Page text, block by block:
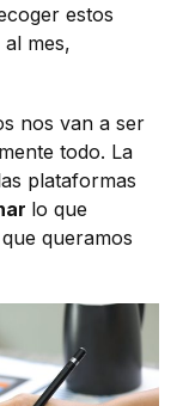
estos
mes,
nos van a ser
todo. La
plataformas
lo que
queramos